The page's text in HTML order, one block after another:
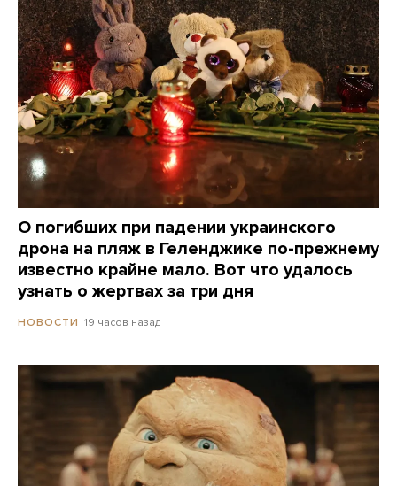
О погибших при падении украинского
дрона на пляж в Геленджике по-прежнему
известно крайне мало. Вот что удалось
узнать о жертвах за три дня
НОВОСТИ 19 часов назад